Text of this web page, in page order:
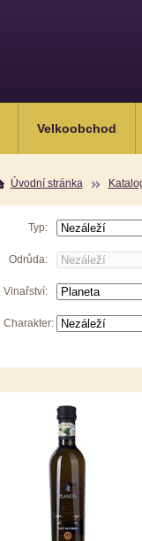
Velkoobchod
Úvodní stránka
Typ:
Odrůda:
Vinařství:
Charakter: